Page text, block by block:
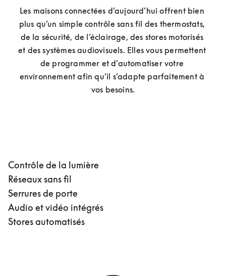
Les maisons connectées d’aujourd’hui offrent bien
plus qu’un simple contrôle sans fil des thermostats,
de la sécurité, de l’éclairage, des stores motorisés
et des systèmes audiovisuels. Elles vous permettent
de programmer et d’automatiser votre
environnement afin qu’il s’adapte parfaitement à
vos besoins.
Contrôle de la lumière
Réseaux sans fil
Serrures de porte
Audio et vidéo intégrés
Stores automatisés